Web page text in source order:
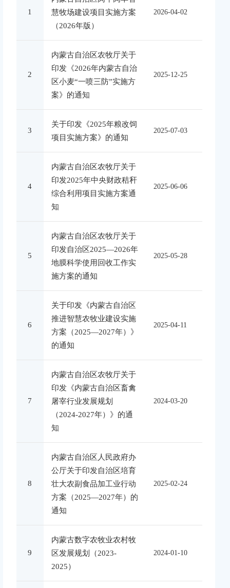
1
慧牧场建设项目实施方案
（2026年版）
2026-04-02
2
内蒙古自治区农牧厅关于
印发《2026年内蒙古自治
区小麦“一喷三防”实施方
案》的通知
2025-12-25
3
关于印发《2025年粮改饲
项目实施方案》的通知
2025-07-03
4
内蒙古自治区农牧厅关于
印发2025年中央财政秸秆
综合利用项目实施方案通
知
2025-06-06
5
内蒙古自治区农牧厅关于
印发自治区2025—2026年
地膜科学使用回收工作实
施方案的通知
2025-05-28
6
关于印发《内蒙古自治区
推进智慧农牧业建设实施
方案（2025—2027年）》
的通知
2025-04-11
7
内蒙古自治区农牧厅关于
印发《内蒙古自治区畜禽
屠宰行业发展规划
（2024-2027年）》的通
知
2024-03-20
8
内蒙古自治区人民政府办
公厅关于印发自治区培育
壮大农副食品加工业行动
方案（2025—2027年）的
通知
2025-02-24
9
内蒙古数字农牧业农村牧
区发展规划（2023-
2025）
2024-01-10